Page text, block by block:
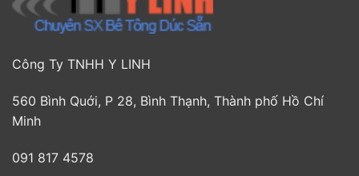
Công Ty TNHH Y LINH
560 Bình Quới, P 28, Bình Thạnh, Thành phố Hồ Chí
Minh
091 817 4578